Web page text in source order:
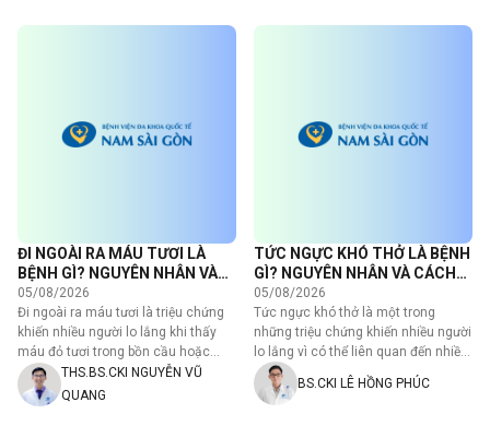
ĐI NGOÀI RA MÁU TƯƠI LÀ
BỆNH GÌ? NGUYÊN NHÂN VÀ
CÁCH XỬ TRÍ
05/08/2026
Đi ngoài ra máu tươi là triệu chứng
khiến nhiều người lo lắng khi thấy
máu đỏ tươi trong bồn cầu hoặc
trên giấy vệ…THS.BS.CKI NGUYỄN VŨ
QUANG
TỨC NGỰC KHÓ THỞ LÀ BỆNH
GÌ? NGUYÊN NHÂN VÀ CÁCH
ĐIỀU TRỊ
05/08/2026
Tức ngực khó thở là một trong
những triệu chứng khiến nhiều người
lo lắng vì có thể liên quan đến nhiều
bệnh lý khác…
BS.CKI LÊ HỒNG PHÚC